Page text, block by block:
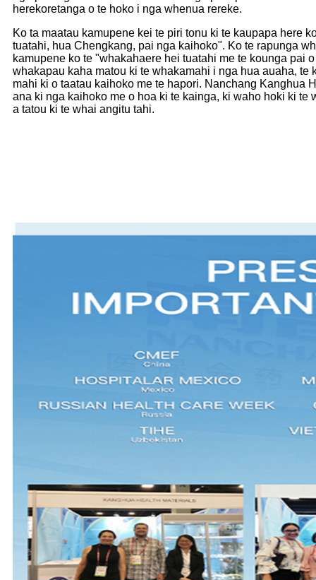
herekoretanga o te hoko i nga whenua rereke.
Ko ta maatau kamupene kei te piri tonu ki te kaupapa here
tuatahi, hua Chengkang, pai nga kaihoko". Ko te rapunga
kamupene ko te "whakahaere hei tuatahi me te kounga pai
whakapau kaha matou ki te whakamahi i nga hua auaha, te
mahi ki o taatau kaihoko me te hapori. Nanchang Kanghua
ana ki nga kaihoko me o hoa ki te kainga, ki waho hoki ki te
a tatou ki te whai angitu tahi.